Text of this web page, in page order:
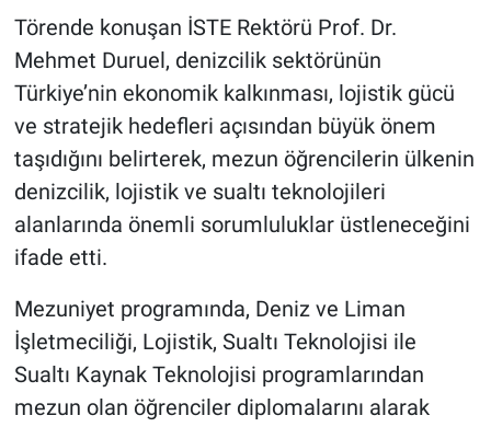
Törende konuşan İSTE Rektörü Prof. Dr.
Mehmet Duruel, denizcilik sektörünün
Türkiye’nin ekonomik kalkınması, lojistik gücü
ve stratejik hedefleri açısından büyük önem
taşıdığını belirterek, mezun öğrencilerin ülkenin
denizcilik, lojistik ve sualtı teknolojileri
alanlarında önemli sorumluluklar üstleneceğini
ifade etti.
Mezuniyet programında, Deniz ve Liman
İşletmeciliği, Lojistik, Sualtı Teknolojisi ile
Sualtı Kaynak Teknolojisi programlarından
mezun olan öğrenciler diplomalarını alarak